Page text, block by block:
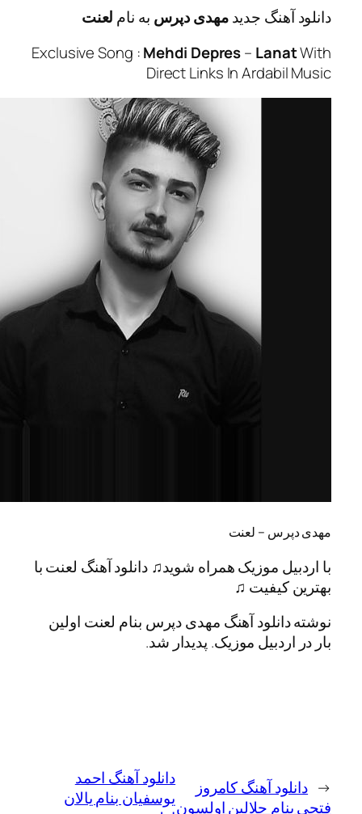
جدیدمهدی دپرسبه ناملعنت
Exclusive Song :Mehdi Depres–
Direct Links In
– لعنت
موزیک همراه شوید♫ دانلود آهنگ لعنت با
♫
آهنگ مهدی دپرس بنام لعنت اولین
موزیک. پدیدار شد.
آهنگ کامروز
حلالین اولسون
دانلود آهنگ احمد
یوسفیان بنام یالان